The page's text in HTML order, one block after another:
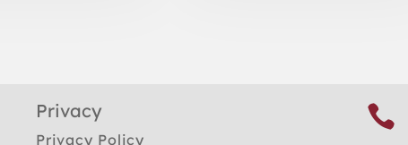
Privacy
Privacy Policy
